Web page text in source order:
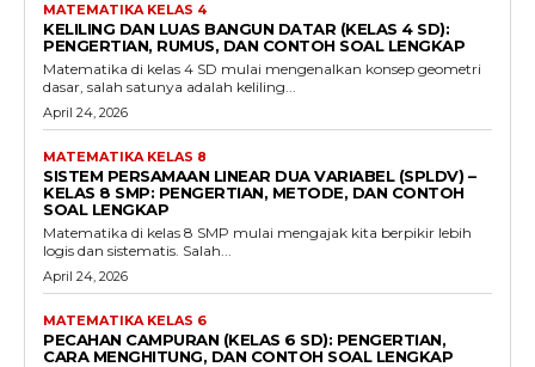
MATEMATIKA KELAS 4
KELILING DAN LUAS BANGUN DATAR (KELAS 4 SD):
PENGERTIAN, RUMUS, DAN CONTOH SOAL LENGKAP
Matematika di kelas 4 SD mulai mengenalkan konsep geometri
dasar, salah satunya adalah keliling...
April 24, 2026
MATEMATIKA KELAS 8
SISTEM PERSAMAAN LINEAR DUA VARIABEL (SPLDV) –
KELAS 8 SMP: PENGERTIAN, METODE, DAN CONTOH
SOAL LENGKAP
Matematika di kelas 8 SMP mulai mengajak kita berpikir lebih
logis dan sistematis. Salah...
April 24, 2026
MATEMATIKA KELAS 6
PECAHAN CAMPURAN (KELAS 6 SD): PENGERTIAN,
CARA MENGHITUNG, DAN CONTOH SOAL LENGKAP